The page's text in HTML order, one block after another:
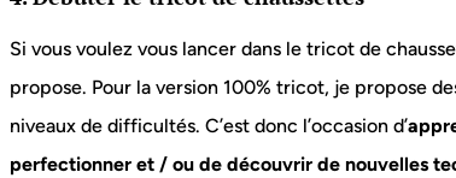
Si vous voulez vous lancer dans le tricot de
propose. Pour la version 100% tricot, je propose
niveaux de difficultés. C’est donc l’occasion d’
perfectionner et / ou de découvrir de nouvelles